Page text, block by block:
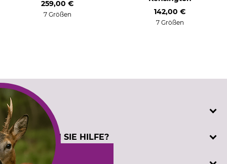
259,00 €
7 Größen
142,00 €
7 Größen
SERVICE
Katalogbestellung
Kontakt
Kundenregistrierung
BENÖTIGEN SIE HILFE?
Telefonische Unterstützung und Beratung unter: